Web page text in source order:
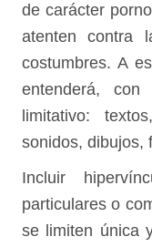
de carácter
atenten contra
costumbres. A
entenderá,
limitativo:
sonidos, dibujos,
Incluir
particulares o
se limiten única